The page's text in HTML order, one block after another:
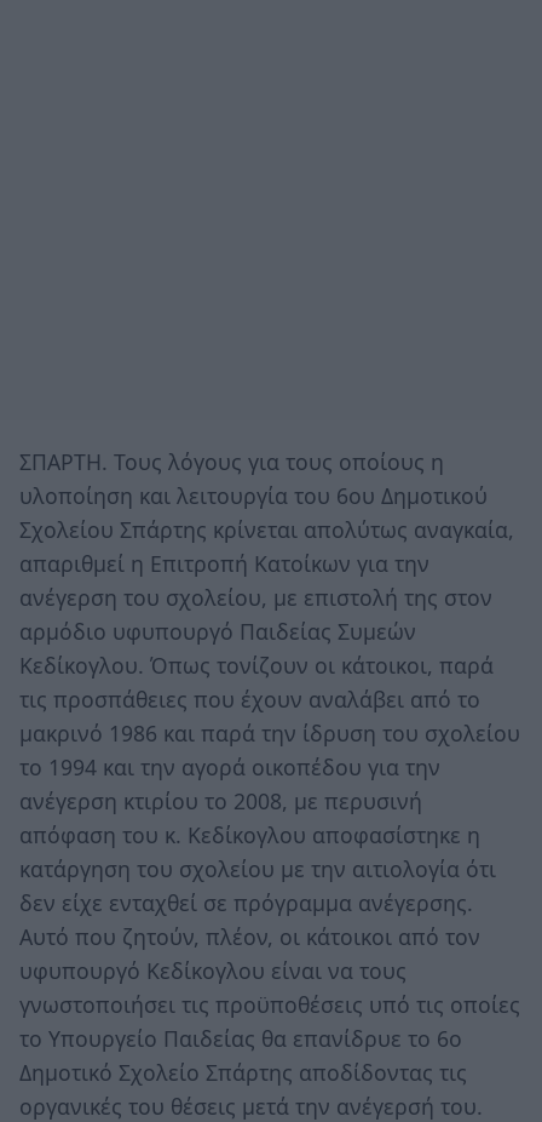
ΣΠΑΡΤΗ. Τους λόγους για τους οποίους η
υλοποίηση και λειτουργία του 6ου Δημοτικού
Σχολείου Σπάρτης κρίνεται απολύτως αναγκαία,
απαριθμεί η Επιτροπή Κατοίκων για την
ανέγερση του σχολείου, με επιστολή της στον
αρμόδιο υφυπουργό Παιδείας Συμεών
Κεδίκογλου. Όπως τονίζουν οι κάτοικοι, παρά
τις προσπάθειες που έχουν αναλάβει από το
μακρινό 1986 και παρά την ίδρυση του σχολείου
το 1994 και την αγορά οικοπέδου για την
ανέγερση κτιρίου το 2008, με περυσινή
απόφαση του κ. Κεδίκογλου αποφασίστηκε η
κατάργηση του σχολείου με την αιτιολογία ότι
δεν είχε ενταχθεί σε πρόγραμμα ανέγερσης.
Αυτό που ζητούν, πλέον, οι κάτοικοι από τον
υφυπουργό Κεδίκογλου είναι να τους
γνωστοποιήσει τις προϋποθέσεις υπό τις οποίες
το Υπουργείο Παιδείας θα επανίδρυε το 6ο
Δημοτικό Σχολείο Σπάρτης αποδίδοντας τις
οργανικές του θέσεις μετά την ανέγερσή του.